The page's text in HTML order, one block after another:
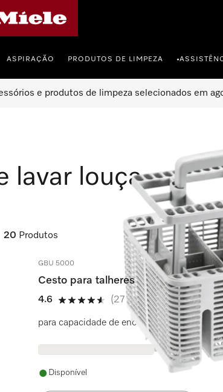
ASPIRAÇÃO PRODUTOS DE LIMPEZA •
e produtos de limpeza selecionados em
lavar louça
20 Produtos
GBU 5000
Cesto para talheres
4.6
4.6 estrela(s) de 5
(27 avaliações)
para capacidade de encaixe adicional no
Disponível